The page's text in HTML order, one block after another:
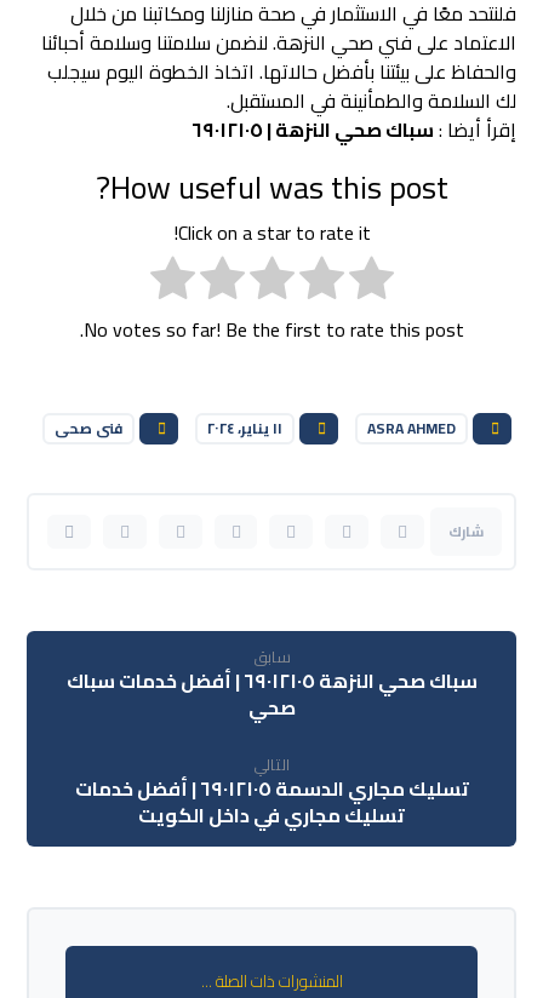
فلنتحد معًا في الاستثمار في صحة منازلنا ومكاتبنا من خلال
الاعتماد على فني صحي النزهة. لنضمن سلامتنا وسلامة أحبائنا
والحفاظ على بيئتنا بأفضل حالاتها. اتخاذ الخطوة اليوم سيجلب
لك السلامة والطمأنينة في المستقبل.
إقرأ أيضا :سباك صحي النزهة | ٦٩٠١٢١٠٥
How useful was this post?
Click on a star to rate it!
No votes so far! Be the first to rate this post.
ASRA AHMED ١١ يناير، ٢٠٢٤ فنى صحى
سابق
سباك صحي النزهة ٦٩٠١٢١٠٥ | أفضل خدمات سباك
صحي
التالي
تسليك مجاري الدسمة ٦٩٠١٢١٠٥ | أفضل خدمات
تسليك مجاري في داخل الكويت
المنشورات ذات الصلة ...